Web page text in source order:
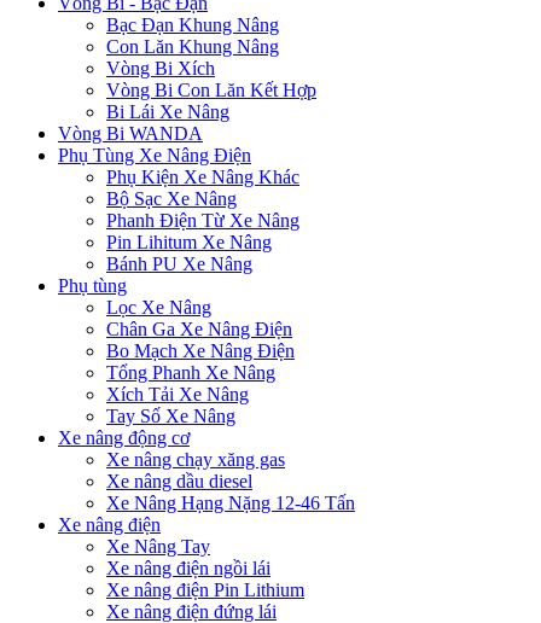
Bạc Đạn Khung Nâng
Con Lăn Khung Nâng
Vòng Bi Xích
Vòng Bi Con Lăn Kết Hợp
Bi Lái Xe Nâng
Vòng Bi WANDA
Phụ Tùng Xe Nâng Điện
Phụ Kiện Xe Nâng Khác
Bộ Sạc Xe Nâng
Phanh Điện Từ Xe Nâng
Pin Lihitum Xe Nâng
Bánh PU Xe Nâng
Phụ tùng
Lọc Xe Nâng
Chân Ga Xe Nâng Điện
Bo Mạch Xe Nâng Điện
Tổng Phanh Xe Nâng
Xích Tải Xe Nâng
Tay Số Xe Nâng
Xe nâng động cơ
Xe nâng chạy xăng gas
Xe nâng dầu diesel
Xe Nâng Hạng Nặng 12-46 Tấn
Xe nâng điện
Xe Nâng Tay
Xe nâng điện ngồi lái
Xe nâng điện Pin Lithium
Xe nâng điện đứng lái